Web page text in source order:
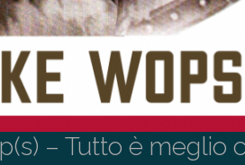
– Tutto è meglio